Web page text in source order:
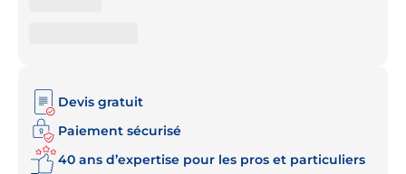
Devis gratuit
Paiement sécurisé
40 ans d’expertise pour les pros et particuliers